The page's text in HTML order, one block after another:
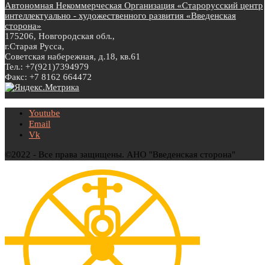
Автономная Некоммерческая Организация «Старорусский центр
интеллектуально - художественного развития «Введенская
сторона»
175206, Новгородская обл.,
г.Старая Русса,
Советская набережная, д.18, кв.61
Тел.: +7(921)7394979
Факс: +7 8162 664472
Youtube
Email
Vk
©2022 - Все права защищены. АНО "Введенская сторона"